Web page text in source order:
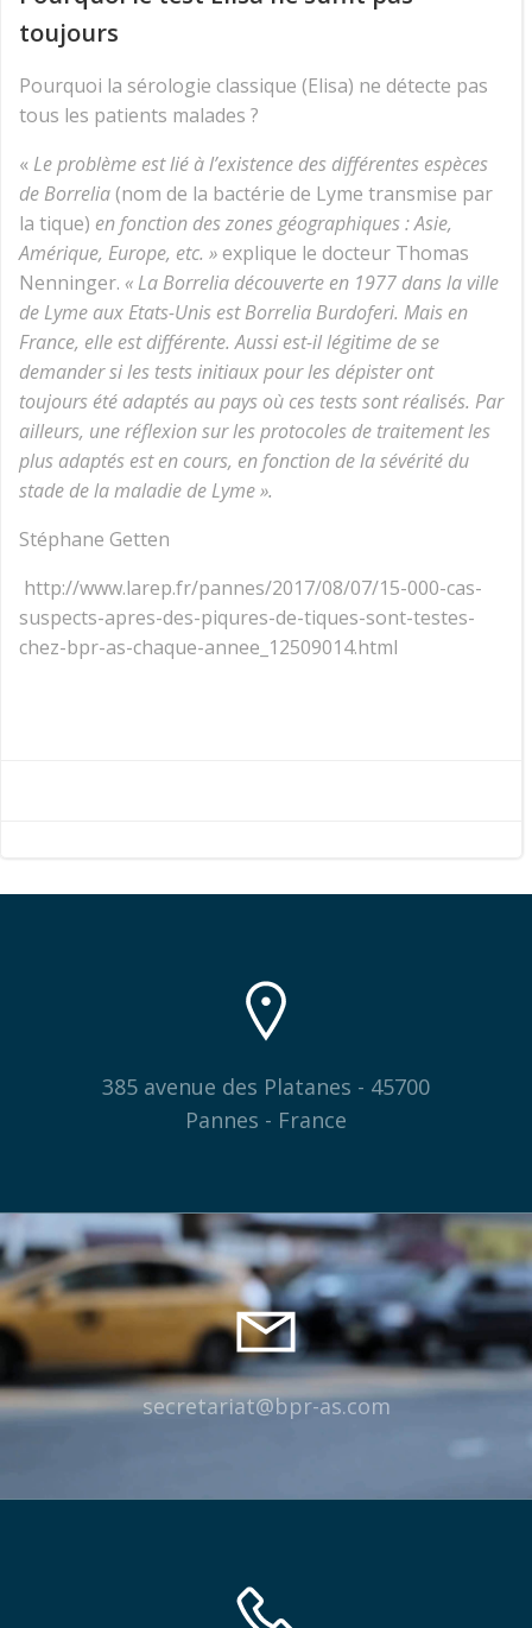
toujours
Pourquoi la sérologie classique (Elisa) ne détecte pas
tous les patients malades ?
« Le problème est lié à l’existence des différentes espèces
de Borrelia(nom de la bactérie de Lyme transmise par
la tique) en fonction des zones géographiques : Asie,
Amérique, Europe, etc. »explique le docteur Thomas
Nenninger. « La Borrelia découverte en 1977 dans la ville
de Lyme aux Etats-Unis est Borrelia Burdoferi. Mais en
France, elle est différente. Aussi est-il légitime de se
demander si les tests initiaux pour les dépister ont
toujours été adaptés au pays où ces tests sont réalisés. Par
ailleurs, une réflexion sur les protocoles de traitement les
plus adaptés est en cours, en fonction de la sévérité du
stade de la maladie de Lyme ».
Stéphane Getten
http://www.larep.fr/pannes/2017/08/07/15-000-cas-
suspects-apres-des-piqures-de-tiques-sont-testes-
chez-bpr-as-chaque-annee_12509014.html
385 avenue des Platanes - 45700
Pannes - France
secretariat@bpr-as.com